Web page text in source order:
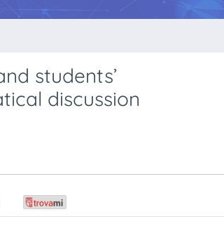
students’
discussion